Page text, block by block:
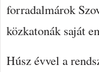
forradalmárok
közkatonák saját
Húsz évvel a